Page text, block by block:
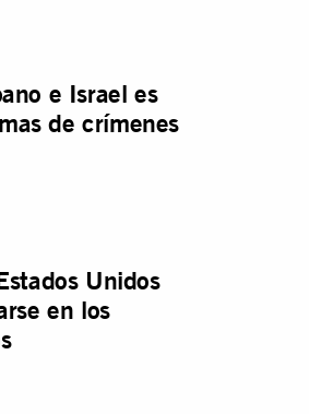
e Israel es
de crímenes
Unidos
en los